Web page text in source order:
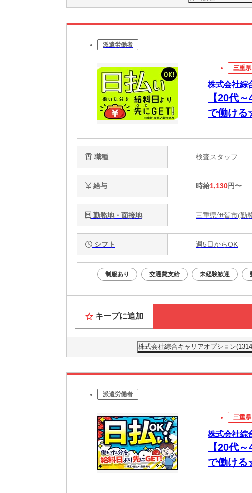
派遣労働者
三重県
株式会社綜
【20代
で働け
職種 検査スタッフ
給与 時給1,130円〜
勤務地・面接地 三重県伊賀市(勤
シフト 週5日からOK
制服あり 交通費支給 未経験歓迎
キープに追加
株式会社綜合キャリアオプション
派遣労働者
三重県
株式会社綜
【20代
で働け